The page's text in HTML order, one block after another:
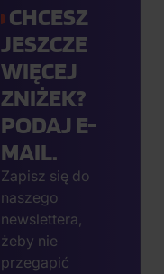
CHCESZ
JESZCZE
WIĘCEJ
ZNIŻEK?
PODAJ E-
MAIL.
Zapisz się do
naszego
newslettera,
żeby nie
przegapić